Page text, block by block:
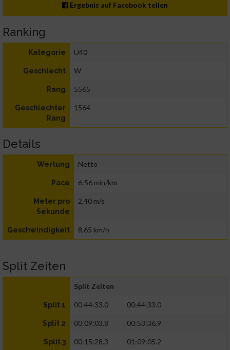
Ergebnis auf Facebook teilen
Ranking
Kategorie Ü40
Geschlecht W
Rang 5565
Geschlechter
Rang
1564
Details
Wertung Netto
Pace 6:56 min/km
Meter pro
Sekunde
2,40 m/s
Geschwindigkeit 8,65 km/h
Split Zeiten
Split Zeiten
Split 1 00:44:33.0 00:44:33.0
Split 2 00:09:03.8 00:53:36.9
Split 3 00:15:28.3 01:09:05.2